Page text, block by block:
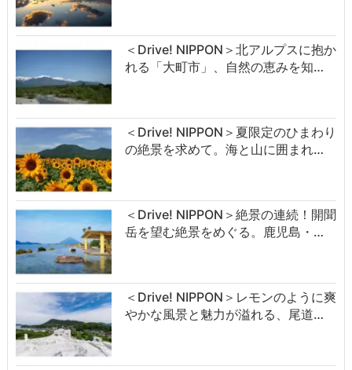
＜Drive! NIPPON＞北アルプスに抱か
れる「大町市」、自然の恵みを知…
＜Drive! NIPPON＞夏限定のひまわり
の絶景を求めて。海と山に囲まれ…
＜Drive! NIPPON＞絶景の連続！開聞
岳を望む絶景をめぐる。鹿児島・…
＜Drive! NIPPON＞レモンのように爽
やかな風景と魅力が溢れる、尾道…